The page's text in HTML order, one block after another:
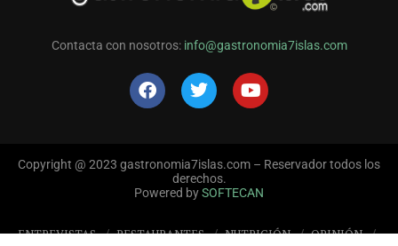
Contacta con nosotros: info@gastronomia7islas.com
Copyright @ 2023 gastronomia7islas.com – Reservador todos los
derechos.
Powered bySOFTECAN
ENTREVISTAS RESTAURANTES NUTRICIÓN
OPINIÓN